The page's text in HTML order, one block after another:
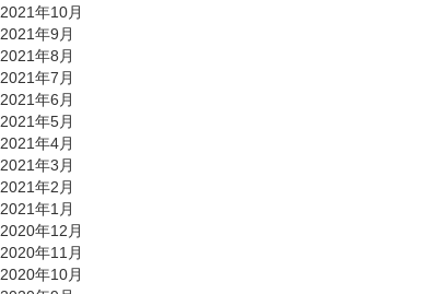
2021年10月
2021年9月
2021年8月
2021年7月
2021年6月
2021年5月
2021年4月
2021年3月
2021年2月
2021年1月
2020年12月
2020年11月
2020年10月